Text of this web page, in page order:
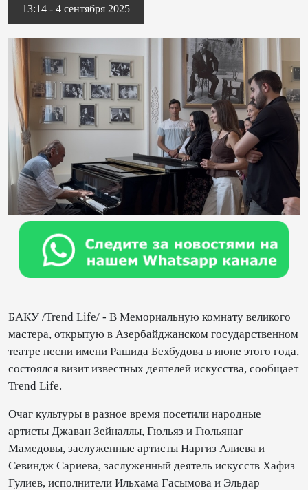
13:14 - 4 сентября 2025
БАКУ /Trend Life/ - В Мемориальную комнату великого
мастера, открытую в Азербайджанском государственном
театре песни имени Рашида Бехбудова в июне этого года,
состоялся визит известных деятелей искусства, сообщает
Trend Life.
Очаг культуры в разное время посетили народные
артисты Джаван Зейналлы, Гюльяз и Гюльянаг
Мамедовы, заслуженные артисты Наргиз Алиева и
Севиндж Сариева, заслуженный деятель искусств Хафиз
Гулиев, исполнители Ильхама Гасымова и Эльдар